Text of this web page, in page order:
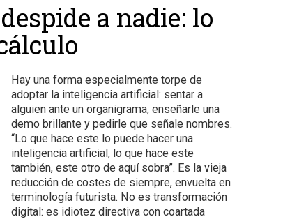
a nadie: lo
Hay una forma especialmente torpe de
adoptar la inteligencia artificial: sentar a
alguien ante un organigrama, enseñarle una
demo brillante y pedirle que señale nombres.
“Lo que hace este lo puede hacer una
inteligencia artificial, lo que hace este
también, este otro de aquí sobra”. Es la vieja
reducción de costes de siempre, envuelta en
terminología futurista. No es transformación
digital: es idiotez directiva con coartada